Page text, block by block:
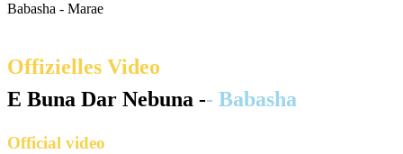
Babasha - Marae
Offizielles Video
E Buna Dar Nebuna -- Babasha
Official video